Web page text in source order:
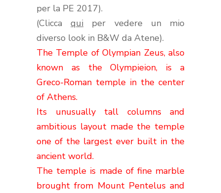
per la PE 2017).
(Cliccaqui per vedere un mio
diverso look in B&W da Atene).
The Temple of Olympian Zeus, also
known as the Olympieion, is a
Greco-Roman temple in the center
of Athens.
Its unusually tall columns and
ambitious layout made the temple
one of the largest ever built in the
ancient world.
The temple is made of fine marble
brought from Mount Pentelus and